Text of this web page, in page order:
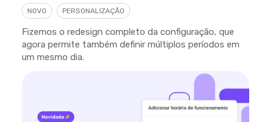
NOVO PERSONALIZAÇÃO
Fizemos o redesign completo da configuração, que
agora permite também definir múltiplos períodos em
um mesmo dia.